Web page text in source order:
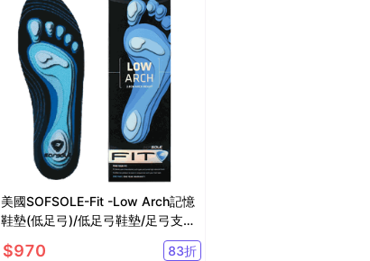
美國SOFSOLE-Fit -Low Arch記憶
鞋墊(低足弓)/低足弓鞋墊/足弓支撐
$970 83折